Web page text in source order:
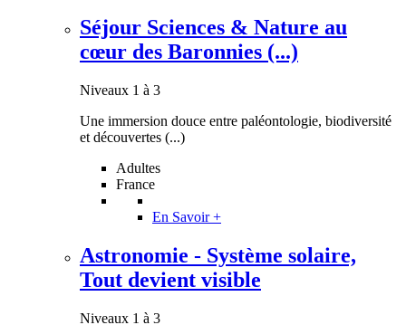
Séjour Sciences & Nature au
cœur des Baronnies (...)
Niveaux 1 à 3
Une immersion douce entre paléontologie, biodiversité
et découvertes (...)
Adultes
France
En Savoir +
Astronomie - Système solaire,
Tout devient visible
Niveaux 1 à 3